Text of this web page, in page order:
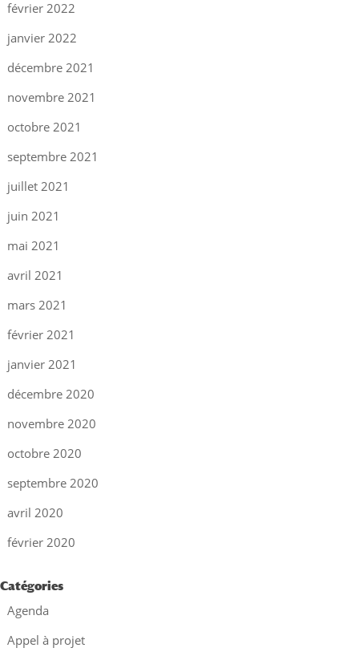
février 2022
janvier 2022
décembre 2021
novembre 2021
octobre 2021
septembre 2021
juillet 2021
juin 2021
mai 2021
avril 2021
mars 2021
février 2021
janvier 2021
décembre 2020
novembre 2020
octobre 2020
septembre 2020
avril 2020
février 2020
Catégories
Agenda
Appel à projet